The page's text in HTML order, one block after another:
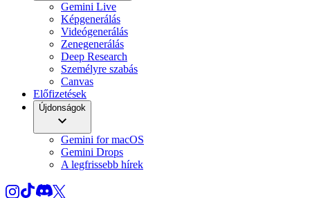
Gemini Live
Képgenerálás
Videógenerálás
Zenegenerálás
Deep Research
Személyre szabás
Canvas
Előfizetések
Újdonságok
Gemini for macOS
Gemini Drops
A legfrissebb hírek